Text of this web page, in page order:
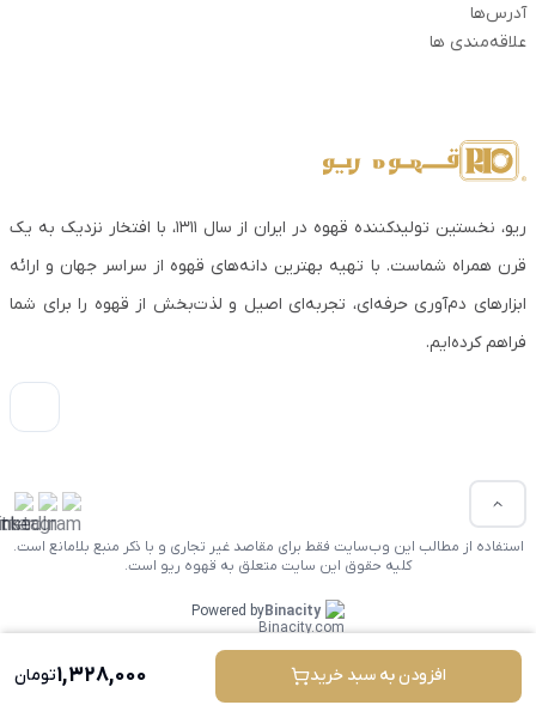
افزودن به سبد خرید 1,328,000تومان
آدرس‌ها
علاقه‌مندی ها
ریو، نخستین تولیدکننده قهوه در ایران از سال ۱۳۱۱، با افتخار نزدیک به یک
قرن همراه شماست. با تهیه بهترین دانه‌های قهوه از سراسر جهان و ارائه
ابزارهای دم‌آوری حرفه‌ای، تجربه‌ای اصیل و لذت‌بخش از قهوه را برای شما
فراهم کرده‌ایم.
استفاده از مطالب این وب‌سایت فقط برای مقاصد غیر تجاری و با ذکر منبع بلامانع است.
کلیه حقوق این سایت متعلق به قهوه ریو است.
Powered byBinacity